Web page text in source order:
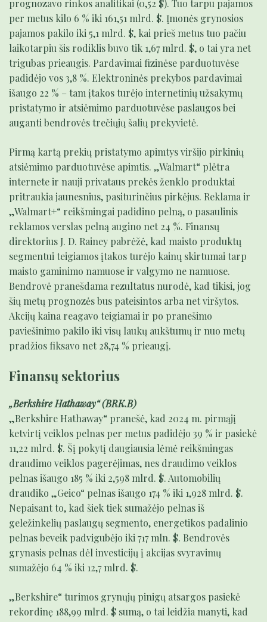
prognozavo rinkos analitikai (0,52 $). Tuo tarpu pajamos
per metus kilo 6 % iki 161,51 mlrd. $. Įmonės grynosios
pajamos pakilo iki 5,1 mlrd. $, kai prieš metus tuo pačiu
laikotarpiu šis rodiklis buvo tik 1,67 mlrd. $, o tai yra net
trigubas prieaugis. Pardavimai fizinėse parduotuvėse
padidėjo vos 3,8 %. Elektroninės prekybos pardavimai
išaugo 22 % – tam įtakos turėjo internetinių užsakymų
pristatymo ir atsiėmimo parduotuvėse paslaugos bei
auganti bendrovės trečiųjų šalių prekyvietė.
Pirmą kartą prekių pristatymo apimtys viršijo pirkinių
atsiėmimo parduotuvėse apimtis. „Walmart“ plėtra
internete ir nauji privataus prekės ženklo produktai
pritraukia jaunesnius, pasiturinčius pirkėjus. Reklama ir
„Walmart+“ reikšmingai padidino pelną, o pasaulinis
reklamos verslas pelną augino net 24 %. Finansų
direktorius J. D. Rainey pabrėžė, kad maisto produktų
segmentui teigiamos įtakos turėjo kainų skirtumai tarp
maisto gaminimo namuose ir valgymo ne namuose.
Bendrovė pranešdama rezultatus nurodė, kad tikisi, jog
šių metų prognozės bus pateisintos arba net viršytos.
Akcijų kaina reagavo teigiamai ir po pranešimo
paviešinimo pakilo iki visų laukų aukštumų ir nuo metų
pradžios fiksavo net 28,74 % prieaugį.
Finansų sektorius
„Berkshire Hathaway“ (BRK.B)
„Berkshire Hathaway“ pranešė, kad 2024 m. pirmąjį
ketvirtį veiklos pelnas per metus padidėjo 39 % ir pasiekė
11,22 mlrd. $. Šį pokytį daugiausia lėmė reikšmingas
draudimo veiklos pagerėjimas, nes draudimo veiklos
pelnas išaugo 185 % iki 2,598 mlrd. $. Automobilių
draudiko „Geico“ pelnas išaugo 174 % iki 1,928 mlrd. $.
Nepaisant to, kad šiek tiek sumažėjo pelnas iš
geležinkelių paslaugų segmento, energetikos padalinio
pelnas beveik padvigubėjo iki 717 mln. $. Bendrovės
grynasis pelnas dėl investicijų į akcijas svyravimų
sumažėjo 64 % iki 12,7 mlrd. $.
„Berkshire“ turimos grynųjų pinigų atsargos pasiekė
rekordinę 188,99 mlrd. $ sumą, o tai leidžia manyti, kad